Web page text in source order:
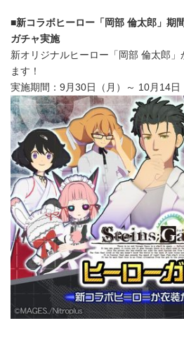
■新コラボヒーロー「岡部 倫太郎」期
ガチャ実施
新オリジナルヒーロー「岡部 倫太郎
ます！
実施期間：9月30日（月）～ 10月14日